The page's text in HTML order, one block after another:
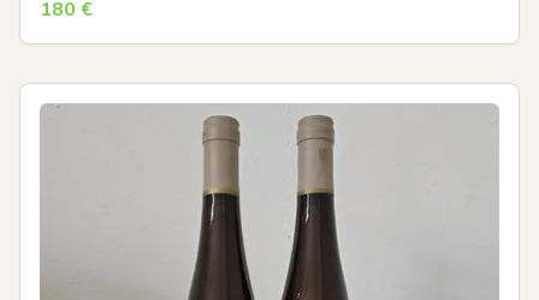
180 €